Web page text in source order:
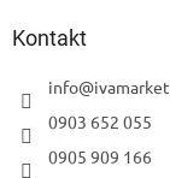
Kontakt
info@
0903 652 055
0905 909 166